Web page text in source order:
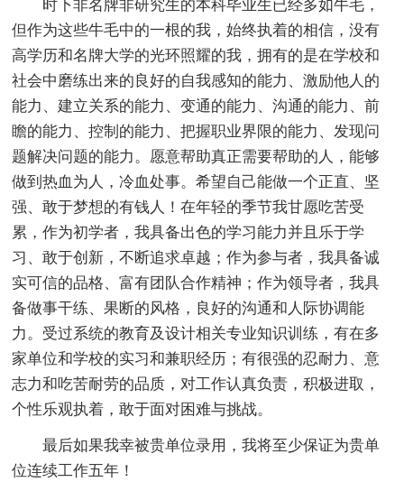
时下非名牌非研究生的本科毕业生已经多如牛毛，
但作为这些牛毛中的一根的我，始终执着的相信，没有
高学历和名牌大学的光环照耀的我，拥有的是在学校和
社会中磨练出来的良好的自我感知的能力、激励他人的
能力、建立关系的能力、变通的能力、沟通的能力、前
瞻的能力、控制的能力、把握职业界限的能力、发现问
题解决问题的能力。愿意帮助真正需要帮助的人，能够
做到热血为人，冷血处事。希望自己能做一个正直、坚
强、敢于梦想的有钱人！在年轻的季节我甘愿吃苦受
累，作为初学者，我具备出色的学习能力并且乐于学
习、敢于创新，不断追求卓越；作为参与者，我具备诚
实可信的品格、富有团队合作精神；作为领导者，我具
备做事干练、果断的风格，良好的沟通和人际协调能
力。受过系统的教育及设计相关专业知识训练，有在多
家单位和学校的实习和兼职经历；有很强的忍耐力、意
志力和吃苦耐劳的品质，对工作认真负责，积极进取，
个性乐观执着，敢于面对困难与挑战。
最后如果我幸被贵单位录用，我将至少保证为贵单
位连续工作五年！